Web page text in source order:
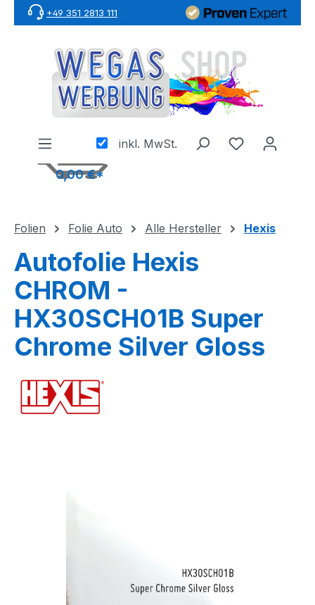
Zum Hauptinhalt springen
+49 351 2813 111
inkl. MwSt.
0,00 €*
Folien Folie Auto Alle Hersteller Hexis
Autofolie Hexis
CHROM -
HX30SCH01B Super
Chrome Silver Gloss